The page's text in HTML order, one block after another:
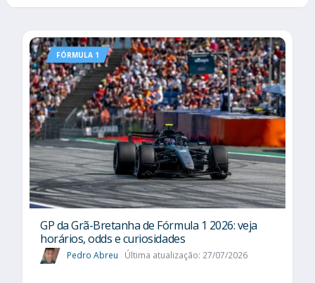
FÓRMULA 1
GP da Grã-Bretanha de Fórmula 1 2026: veja
horários, odds e curiosidades
Pedro Abreu Última atualização: 27/07/2026